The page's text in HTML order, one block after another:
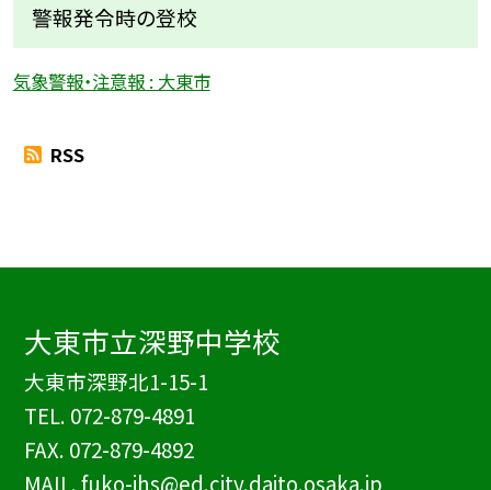
警報発令時の登校
気象警報・注意報 : 大東市
RSS
大東市立深野中学校
大東市深野北1-15-1
TEL. 072-879-4891
FAX. 072-879-4892
MAIL. fuko-jhs@ed.city.daito.osaka.jp